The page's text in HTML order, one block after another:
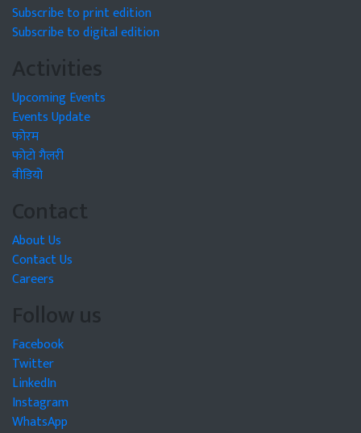
Subscribe to print edition
Subscribe to digital edition
Activities
Upcoming Events
Events Update
फोरम
फोटो गैलरी
वीडियो
Contact
About Us
Contact Us
Careers
Follow us
Facebook
Twitter
LinkedIn
Instagram
WhatsApp